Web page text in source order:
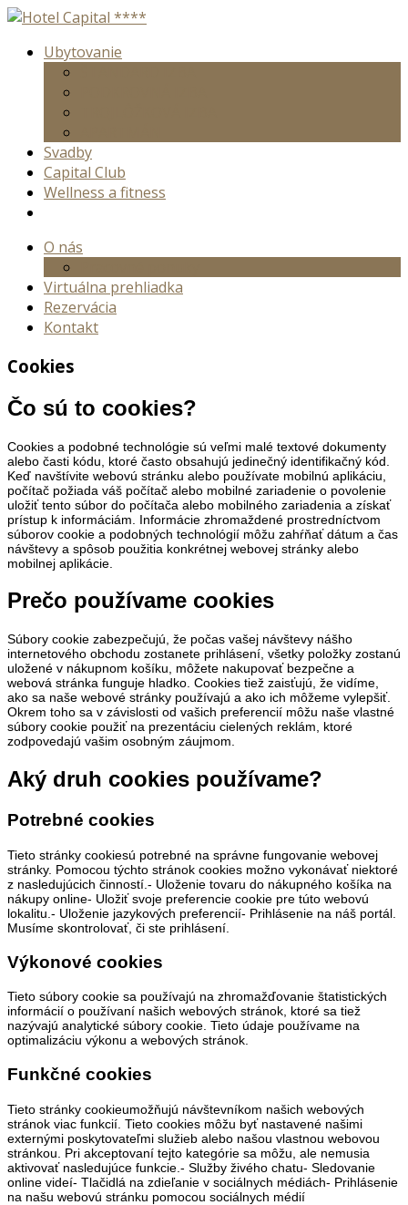
Ubytovanie
Svadby
Capital Club
Wellness a fitness
O nás
Virtuálna prehliadka
Rezervácia
Kontakt
Cookies
Čo sú to cookies?
Cookies a podobné technológie sú veľmi malé textové dokumenty
alebo časti kódu, ktoré často obsahujú jedinečný identifikačný kód.
Keď navštívite webovú stránku alebo používate mobilnú aplikáciu,
počítač požiada váš počítač alebo mobilné zariadenie o povolenie
uložiť tento súbor do počítača alebo mobilného zariadenia a získať
prístup k informáciám. Informácie zhromaždené prostredníctvom
súborov cookie a podobných technológií môžu zahŕňať dátum a čas
návštevy a spôsob použitia konkrétnej webovej stránky alebo
mobilnej aplikácie.
Prečo používame cookies
Súbory cookie zabezpečujú, že počas vašej návštevy nášho
internetového obchodu zostanete prihlásení, všetky položky zostanú
uložené v nákupnom košíku, môžete nakupovať bezpečne a
webová stránka funguje hladko. Cookies tiež zaisťujú, že vidíme,
ako sa naše webové stránky používajú a ako ich môžeme vylepšiť.
Okrem toho sa v závislosti od vašich preferencií môžu naše vlastné
súbory cookie použiť na prezentáciu cielených reklám, ktoré
zodpovedajú vašim osobným záujmom.
Aký druh cookies používame?
Potrebné cookies
Tieto stránky cookiesú potrebné na správne fungovanie webovej
stránky. Pomocou týchto stránok cookies možno vykonávať niektoré
z nasledujúcich činností.- Uloženie tovaru do nákupného košíka na
nákupy online- Uložiť svoje preferencie cookie pre túto webovú
lokalitu.- Uloženie jazykových preferencií- Prihlásenie na náš portál.
Musíme skontrolovať, či ste prihlásení.
Výkonové cookies
Tieto súbory cookie sa používajú na zhromažďovanie štatistických
informácií o používaní našich webových stránok, ktoré sa tiež
nazývajú analytické súbory cookie. Tieto údaje používame na
optimalizáciu výkonu a webových stránok.
Funkčné cookies
Tieto stránky cookieumožňujú návštevníkom našich webových
stránok viac funkcií. Tieto cookies môžu byť nastavené našimi
externými poskytovateľmi služieb alebo našou vlastnou webovou
stránkou. Pri akceptovaní tejto kategórie sa môžu, ale nemusia
aktivovať nasledujúce funkcie.- Služby živého chatu- Sledovanie
online videí- Tlačidlá na zdieľanie v sociálnych médiách- Prihlásenie
na našu webovú stránku pomocou sociálnych médií